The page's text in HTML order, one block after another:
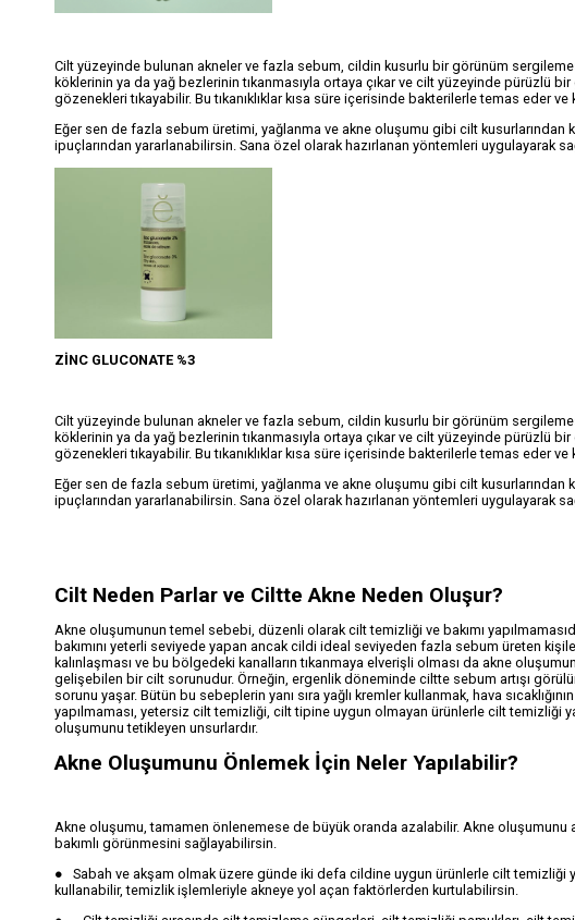
Cilt yüzeyinde bulunan akneler ve fazla sebum, cildin kusurlu bir görünüm
köklerinin ya da yağ bezlerinin tıkanmasıyla ortaya çıkar ve cilt yüzeyinde
gözenekleri tıkayabilir. Bu tıkanıklıklar kısa süre içerisinde bakterilerle temas eder
Eğer sen de fazla sebum üretimi, yağlanma ve akne oluşumu gibi cilt
ipuçlarından yararlanabilirsin. Sana özel olarak hazırlanan yöntemleri uygulayarak
ZİNC GLUCONATE %3
Cilt yüzeyinde bulunan akneler ve fazla sebum, cildin kusurlu bir görünüm
köklerinin ya da yağ bezlerinin tıkanmasıyla ortaya çıkar ve cilt yüzeyinde
gözenekleri tıkayabilir. Bu tıkanıklıklar kısa süre içerisinde bakterilerle temas eder
Eğer sen de fazla sebum üretimi, yağlanma ve akne oluşumu gibi cilt
ipuçlarından yararlanabilirsin. Sana özel olarak hazırlanan yöntemleri uygulayarak
Cilt Neden Parlar ve Ciltte Akne Neden Oluşur?
Akne oluşumunun temel sebebi, düzenli olarak cilt temizliği ve bakımı
bakımını yeterli seviyede yapan ancak cildi ideal seviyeden fazla sebum üreten
kalınlaşması ve bu bölgedeki kanalların tıkanmaya elverişli olması da akne
gelişebilen bir cilt sorunudur. Örneğin, ergenlik döneminde ciltte sebum artışı
sorunu yaşar. Bütün bu sebeplerin yanı sıra yağlı kremler kullanmak, hava
yapılmaması, yetersiz cilt temizliği, cilt tipine uygun olmayan ürünlerle cilt temizliği
oluşumunu tetikleyen unsurlardır.
Akne Oluşumunu Önlemek İçin Neler Yapılabilir?
Akne oluşumu, tamamen önlenemese de büyük oranda azalabilir. Akne
bakımlı görünmesini sağlayabilirsin.
● Sabah ve akşam olmak üzere günde iki defa cildine uygun ürünlerle cilt temizliği
kullanabilir, temizlik işlemleriyle akneye yol açan faktörlerden kurtulabilirsin.